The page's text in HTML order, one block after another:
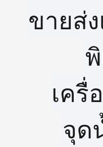
ระบบป้องกันห้อง
เซ็นเซอร์อัจฉริยะ ◎
ความปลอดภัยขั้นสูง ◎
เครื่องวิเคราะห์ก๊าซแบบ
ควบคุมแรงดันอัจฉริยะ
ขายส่
เครื่
จุด